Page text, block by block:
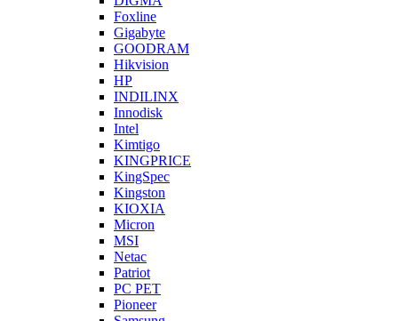
Foxline
Gigabyte
GOODRAM
Hikvision
HP
INDILINX
Innodisk
Intel
Kimtigo
KINGPRICE
KingSpec
Kingston
KIOXIA
Micron
MSI
Netac
Patriot
PC PET
Pioneer